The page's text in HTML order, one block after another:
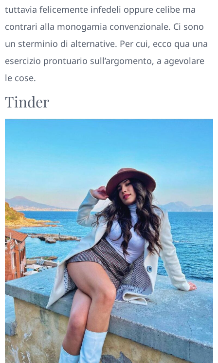
tuttavia felicemente infedeli oppure celibe ma
contrari alla monogamia convenzionale. Ci sono
un sterminio di alternative. Per cui, ecco qua una
esercizio prontuario sull’argomento, a agevolare
le cose.
Tinder